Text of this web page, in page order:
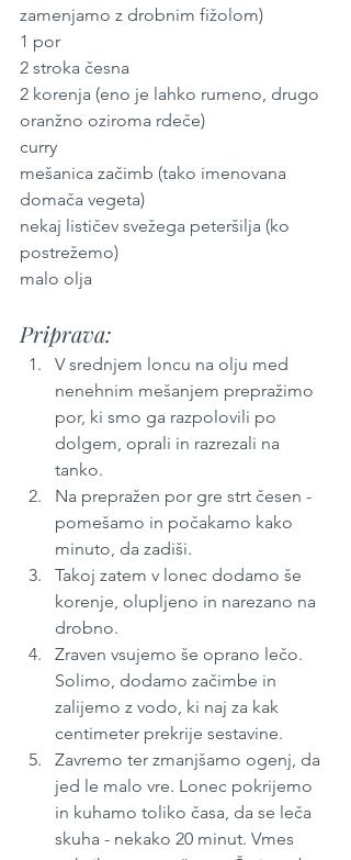
zamenjamo z drobnim fižolom)
1 por
2 stroka česna
2 korenja (eno je lahko rumeno, drugo
oranžno oziroma rdeče)
curry
mešanica začimb (tako imenovana
domača vegeta)
nekaj lističev svežega peteršilja (ko
postrežemo)
malo olja
Priprava:
V srednjem loncu na olju med
nenehnim mešanjem prepražimo
por, ki smo ga razpolovili po
dolgem, oprali in razrezali na
tanko.
Na prepražen por gre strt česen -
pomešamo in počakamo kako
minuto, da zadiši.
Takoj zatem v lonec dodamo še
korenje, olupljeno in narezano na
drobno.
Zraven vsujemo še oprano lečo.
Solimo, dodamo začimbe in
zalijemo z vodo, ki naj za kak
centimeter prekrije sestavine.
Zavremo ter zmanjšamo ogenj, da
jed le malo vre. Lonec pokrijemo
in kuhamo toliko časa, da se leča
skuha - nekako 20 minut. Vmes